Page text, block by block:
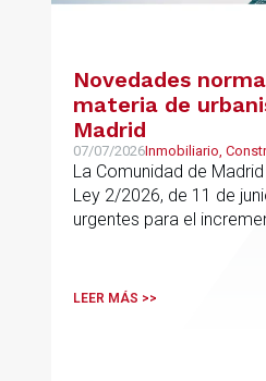
Novedades
materia de
Madrid
07/07/2026Inmobiliario,
Urbanismo
La Comunidad de
Ley 2/2026, de 11 de
urgentes para el
LEER MÁS >>